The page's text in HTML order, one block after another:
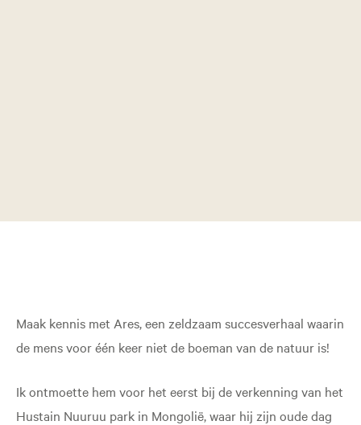
Maak kennis met Ares, een zeldzaam succesverhaal waarin
de mens voor één keer niet de boeman van de natuur is!
Ik ontmoette hem voor het eerst bij de verkenning van het
Hustain Nuuruu park in Mongolië, waar hij zijn oude dag